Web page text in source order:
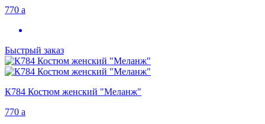
770 a
Быстрый заказ
К784 Костюм женский "Меланж"
770 a